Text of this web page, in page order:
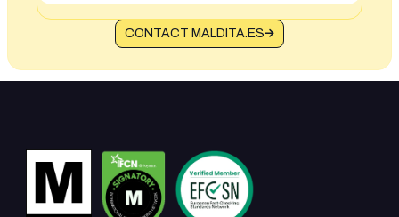
CONTACT MALDITA.ES